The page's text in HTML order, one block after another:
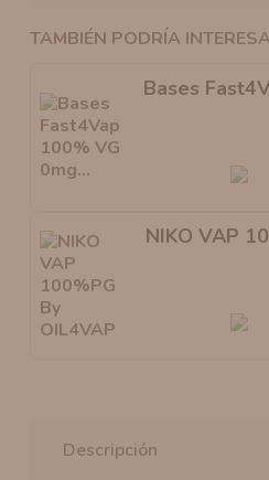
TAMBIÉN PODRÍA
Bases
NIKO VAP
Descripción